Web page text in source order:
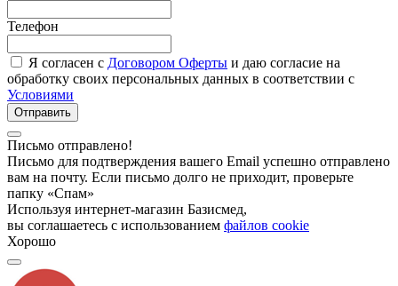
Телефон
Я согласен с Договором Оферты и даю согласие на
обработку своих персональных данных в соответствии с
Условиями
Отправить
Письмо отправлено!
Письмо для подтверждения вашего Email успешно отправлено
вам на почту. Если письмо долго не приходит, проверьте
папку «Спам»
Используя интернет-магазин Базисмед,
вы соглашаетесь с использованием файлов cookie
Хорошо